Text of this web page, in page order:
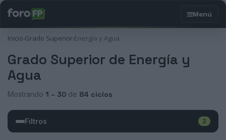
Inicio›Grado Superior›Energía y Agua
Grado Superior de Energía y
Agua
Mostrando 1 – 30 de 84 ciclos
Filtros 2